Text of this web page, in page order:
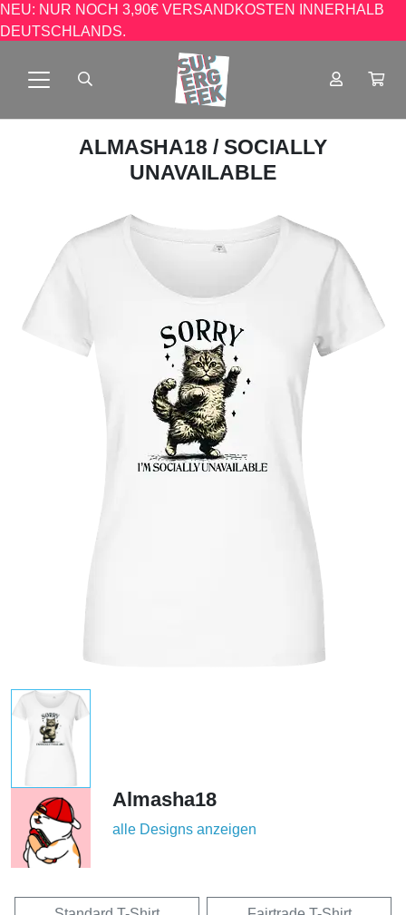
NEU: NUR NOCH 3,90€ VERSANDKOSTEN INNERHALB
DEUTSCHLANDS.
ALMASHA18 / SOCIALLY
UNAVAILABLE
Almasha18
alle Designs anzeigen